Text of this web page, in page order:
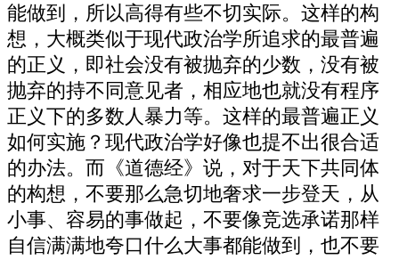
能做到，所以高得有些不切实际。这样的构
想，大概类似于现代政治学所追求的最普遍
的正义，即社会没有被抛弃的少数，没有被
抛弃的持不同意见者，相应地也就没有程序
正义下的多数人暴力等。这样的最普遍正义
如何实施？现代政治学好像也提不出很合适
的办法。而《道德经》说，对于天下共同体
的构想，不要那么急切地奢求一步登天，从
小事、容易的事做起，不要像竞选承诺那样
自信满满地夸口什么大事都能做到，也不要